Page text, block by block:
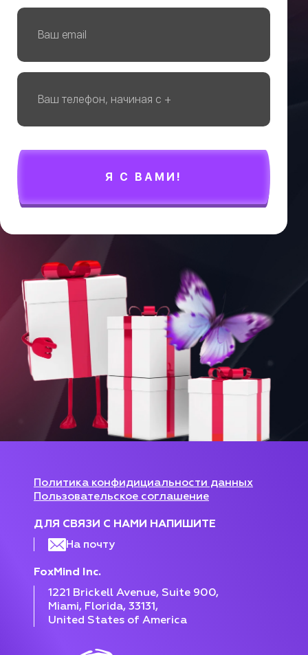
Я С ВАМИ!
Политика конфидициальности данных
Пользовательское соглашение
ДЛЯ СВЯЗИ С НАМИ НАПИШИТЕ
На почту
FoxMind Inc.
1221 Brickell Avenue, Suite 900,
Miami, Florida, 33131,
United States of America